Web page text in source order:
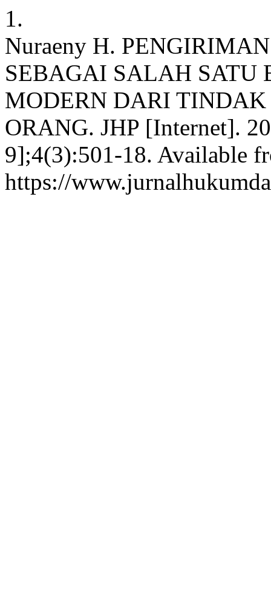
1.
Nuraeny H.
SEBAGAI SALAH SATU
MODERN DARI
ORANG. JHP [Internet].
9];4(3):501-18. Available
https://